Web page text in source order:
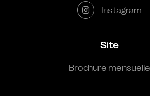
Instagram
Site
Brochure mensuelle